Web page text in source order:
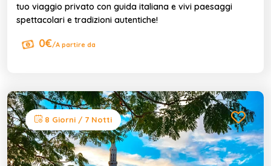
tuo viaggio privato con guida italiana e vivi paesaggi
spettacolari e tradizioni autentiche!
0€/A partire da
8 Giorni / 7 Notti